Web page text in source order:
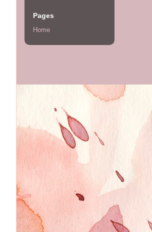
Pages
Home